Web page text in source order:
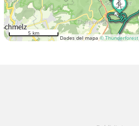
Dades del mapa© Thunderforest
5 km